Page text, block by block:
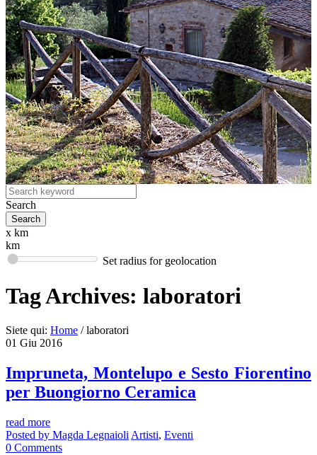
Search
x km
km
Set radius for geolocation
Tag Archives: laboratori
Siete qui: Home / laboratori
01 Giu 2016
Impruneta, Montelupo e Sesto Fiorentino
per Buongiorno Ceramica
read more
Posted by Magda Legnaioli Artisti, Eventi
0 Comments